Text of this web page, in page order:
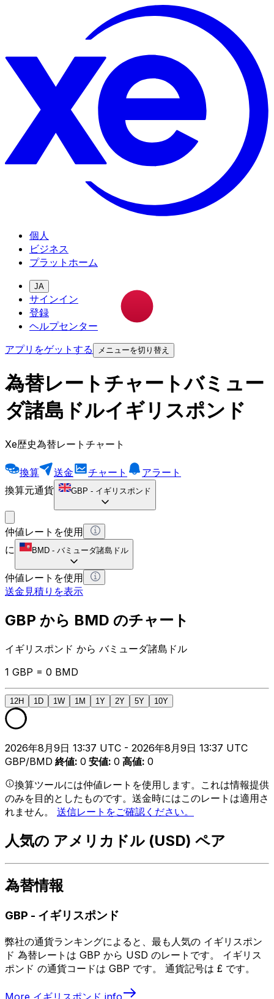
個人
ビジネス
プラットホーム
JA
サインイン
登録
ヘルプセンター
アプリをゲットする
メニューを切り替え
為替レートチャートバミュー
ダ諸島ドルイギリスポンド
Xe歴史為替レートチャート
換算 送金 チャート
アラート
換算元通貨
GBP - イギリスポンド
仲値レートを使用
に
BMD - バミューダ諸島ドル
仲値レートを使用
送金見積りを表示
GBP から BMD のチャート
イギリスポンド から バミューダ諸島ドル
1 GBP = 0 BMD
12H 1D 1W 1M 1Y 2Y 5Y 10Y
2026年8月9日 13:37 UTC - 2026年8月9日 13:37 UTC
GBP/BMD 終値: 0 安値: 0 高値: 0
換算ツールには仲値レートを使用します。これは情報提供
のみを目的としたものです。送金時にはこのレートは適用さ
れません。 送信レートをご確認ください。
人気の アメリカドル (USD) ペア
為替情報
GBP - イギリスポンド
弊社の通貨ランキングによると、最も人気の イギリスポン
ド 為替レートは GBP から USD のレートです。 イギリス
ポンド の通貨コードは GBP です。 通貨記号は £ です。